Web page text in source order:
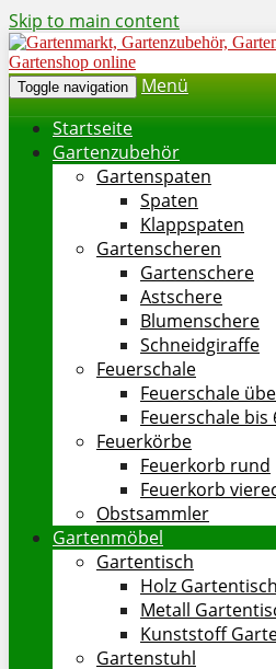
Skip to main content
Toggle navigation
Menü
Startseite
Gartenzubehör
Gartenspaten
Spaten
Klappspaten
Gartenscheren
Gartenschere
Astschere
Blumenschere
Schneidgiraffe
Feuerschale
Feuerschale
Feuerschale bis
Feuerkörbe
Feuerkorb rund
Feuerkorb
Obstsammler
Gartenmöbel
Gartentisch
Holz Gartentisch
Metall
Kunststoff
Gartenstuhl